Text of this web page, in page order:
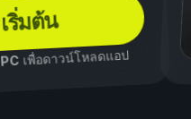
เริ่มต้น
PCเพื่อดาวน์โหลดแอป